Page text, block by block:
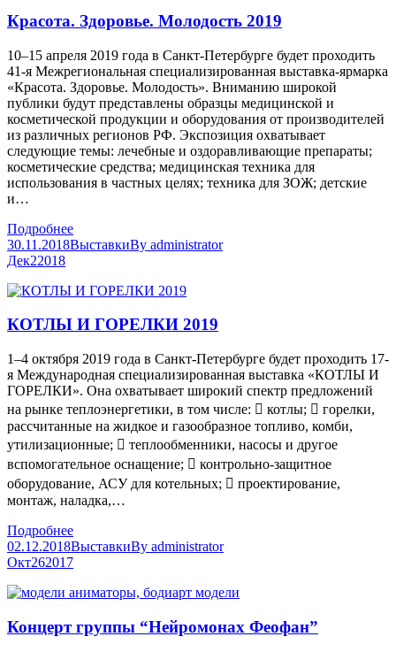
Красота. Здоровье. Молодость 2019
10–15 апреля 2019 года в Санкт-Петербурге будет проходить
41-я Межрегиональная специализированная выставка-ярмарка
«Красота. Здоровье. Молодость». Вниманию широкой
публики будут представлены образцы медицинской и
косметической продукции и оборудования от производителей
из различных регионов РФ. Экспозиция охватывает
следующие темы: лечебные и оздоравливающие препараты;
косметические средства; медицинская техника для
использования в частных целях; техника для ЗОЖ; детские
и…
Подробнее
30.11.2018ВыставкиBy administrator
Дек22018
КОТЛЫ И ГОРЕЛКИ 2019
1–4 октября 2019 года в Санкт-Петербурге будет проходить 17-
я Международная специализированная выставка «КОТЛЫ И
ГОРЕЛКИ». Она охватывает широкий спектр предложений
на рынке теплоэнергетики, в том числе:  котлы;  горелки,
рассчитанные на жидкое и газообразное топливо, комби,
утилизационные;  теплообменники, насосы и другое
вспомогательное оснащение;  контрольно-защитное
оборудование, АСУ для котельных;  проектирование,
монтаж, наладка,…
Подробнее
02.12.2018ВыставкиBy administrator
Окт262017
Концерт группы “Нейромонах Феофан”